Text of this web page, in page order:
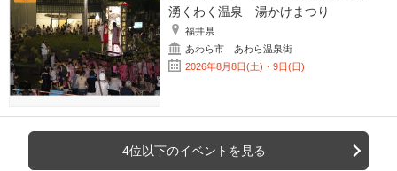
湧くわく温泉 湯かけまつり
福井県
あわら市 あわら温泉街
2026年8月8日(土)・9日(日)
4位以下のイベントを見る